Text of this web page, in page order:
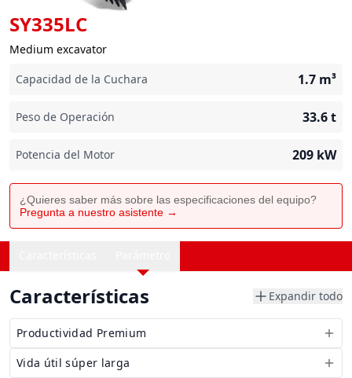
SY335LC
Medium excavator
Capacidad de la Cuchara
1.7 m³
Peso de Operación 33.6t
Potencia del Motor 209 kW
¿Quieres saber más sobre las especificaciones del equipo?
Pregunta a nuestro asistente →
Características Expandir todo
Productividad Premium
Vida útil súper larga